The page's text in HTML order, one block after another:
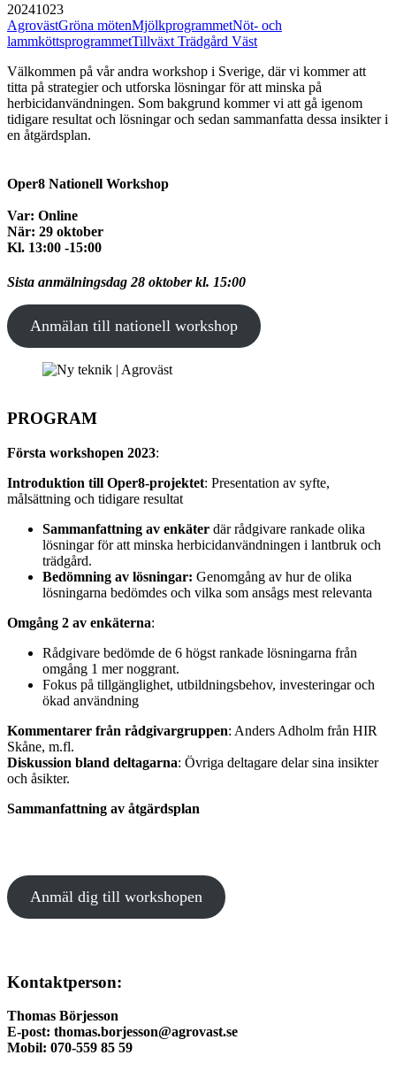
20241023
AgrovästGröna mötenMjölkprogrammetNöt- och
lammköttsprogrammetTillväxt Trädgård Väst
Välkommen på vår andra workshop i Sverige, där vi kommer att
titta på strategier och utforska lösningar för att minska på
herbicidanvändningen. Som bakgrund kommer vi att gå igenom
tidigare resultat och lösningar och sedan sammanfatta dessa insikter i
en åtgärdsplan.
Oper8 Nationell Workshop
Var: Online
När: 29 oktober
Kl. 13:00 -15:00
Sista anmälningsdag 28 oktober kl. 15:00
Anmälan till nationell workshop
PROGRAM
Första workshopen 2023:
Introduktion till Oper8-projektet: Presentation av syfte,
målsättning och tidigare resultat
Sammanfattning av enkäter där rådgivare rankade olika
lösningar för att minska herbicidanvändningen i lantbruk och
trädgård.
Bedömning av lösningar: Genomgång av hur de olika
lösningarna bedömdes och vilka som ansågs mest relevanta
Omgång 2 av enkäterna:
Rådgivare bedömde de 6 högst rankade lösningarna från
omgång 1 mer noggrant.
Fokus på tillgänglighet, utbildningsbehov, investeringar och
ökad användning
Kommentarer från rådgivargruppen: Anders Adholm från HIR
Skåne, m.fl.
Diskussion bland deltagarna: Övriga deltagare delar sina insikter
och åsikter.
Sammanfattning av åtgärdsplan
Anmäl dig till workshopen
Kontaktperson:
Thomas Börjesson
E-post: thomas.borjesson@agrovast.se
Mobil: 070-559 85 59